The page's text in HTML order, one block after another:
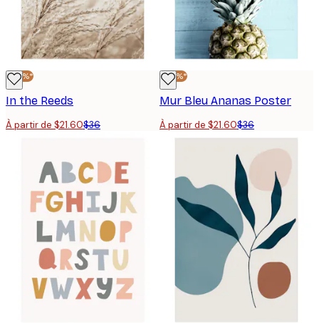
-40%*
In the Reeds
À partir de $21.60$36
-40%*
Mur Bleu Ananas Poster
À partir de $21.60$36